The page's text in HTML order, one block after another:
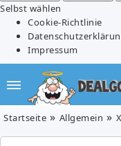
Selbst wählen
Cookie-Richtlinie
Impressum
Startseite Allgemein